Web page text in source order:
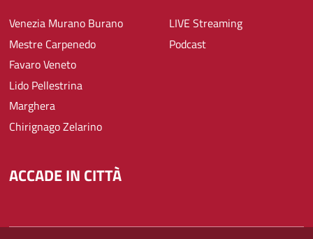
Venezia Murano Burano
Mestre Carpenedo
Favaro Veneto
Lido Pellestrina
Marghera
Chirignago Zelarino
LIVE Streaming
Podcast
ACCADE IN CITTÀ